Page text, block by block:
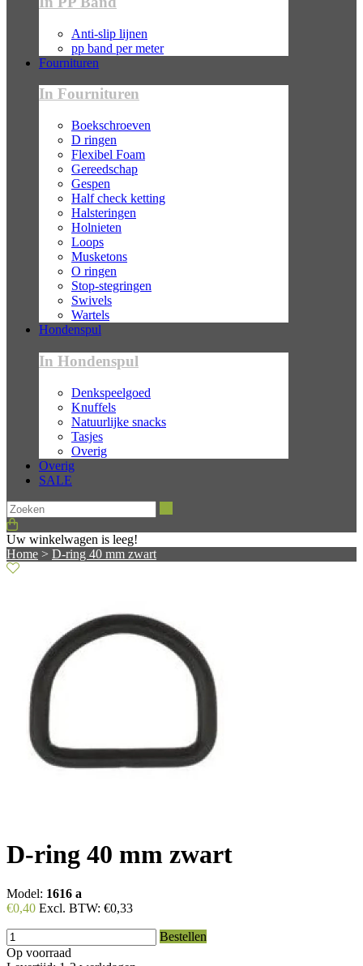
Anti-slip lijnen
pp band per meter
Fournituren
In Fournituren
Boekschroeven
D ringen
Flexibel Foam
Gereedschap
Gespen
Half check ketting
Halsteringen
Holnieten
Loops
Musketons
O ringen
Stop-stegringen
Swivels
Wartels
Hondenspul
In Hondenspul
Denkspeelgoed
Knuffels
Natuurlijke snacks
Tasjes
Overig
Overig
SALE
Uw winkelwagen is leeg!
Home > D-ring 40 mm zwart
D-ring 40 mm zwart
Model: 1616 a
€0,40 Excl. BTW: €0,33
Bestellen
Op voorraad